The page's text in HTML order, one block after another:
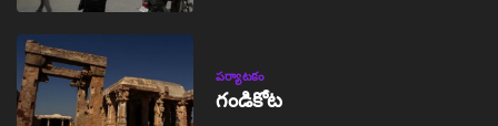
పర్యాటకం
గండికోట